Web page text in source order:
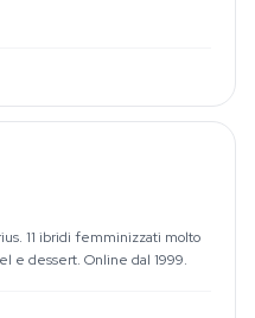
11 ibridi femminizzati molto
e dessert. Online dal 1999.